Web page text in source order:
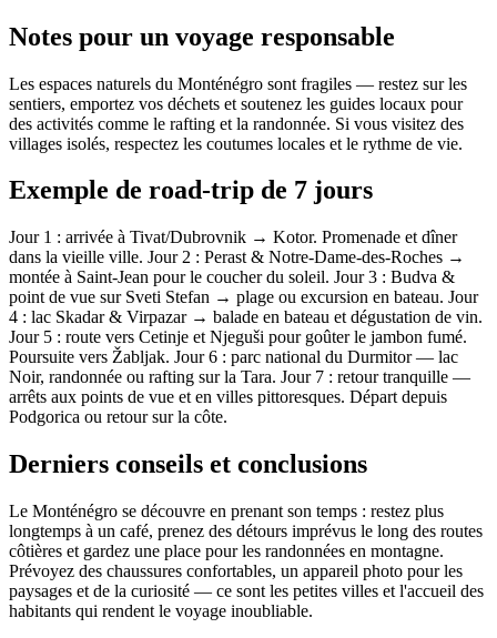
Notes pour un voyage responsable
Les espaces naturels du Monténégro sont fragiles — restez sur les
sentiers, emportez vos déchets et soutenez les guides locaux pour
des activités comme le rafting et la randonnée. Si vous visitez des
villages isolés, respectez les coutumes locales et le rythme de vie.
Exemple de road-trip de 7 jours
Jour 1 : arrivée à Tivat/Dubrovnik → Kotor. Promenade et dîner
dans la vieille ville. Jour 2 : Perast & Notre-Dame-des-Roches →
montée à Saint-Jean pour le coucher du soleil. Jour 3 : Budva &
point de vue sur Sveti Stefan → plage ou excursion en bateau. Jour
4 : lac Skadar & Virpazar → balade en bateau et dégustation de vin.
Jour 5 : route vers Cetinje et Njeguši pour goûter le jambon fumé.
Poursuite vers Žabljak. Jour 6 : parc national du Durmitor — lac
Noir, randonnée ou rafting sur la Tara. Jour 7 : retour tranquille —
arrêts aux points de vue et en villes pittoresques. Départ depuis
Podgorica ou retour sur la côte.
Derniers conseils et conclusions
Le Monténégro se découvre en prenant son temps : restez plus
longtemps à un café, prenez des détours imprévus le long des routes
côtières et gardez une place pour les randonnées en montagne.
Prévoyez des chaussures confortables, un appareil photo pour les
paysages et de la curiosité — ce sont les petites villes et l'accueil des
habitants qui rendent le voyage inoubliable.